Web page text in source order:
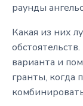
раунды
Какая из них
варианта и
гранты, когда